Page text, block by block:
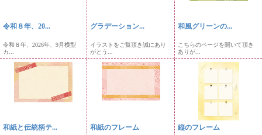
令和８年、20...
令和８年、2026年、9月横型
カ...
グラデーション...
イラストをご覧頂き誠にあり
がとう...
和風グリーンの...
こちらのページを開いて頂き
ありが...
和紙と伝統柄テ... 和紙のフレーム 縦のフレーム